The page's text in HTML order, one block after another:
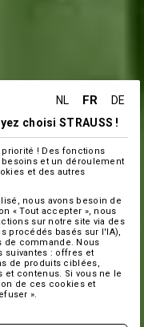
NL FR
DE
choisi STRAUSS !
! Des fonctions
et un déroulement
et des autres
nous avons besoin de
« Tout accepter », nous
sur notre site via des
procédés basés sur l'IA),
de commande. Nous
suivantes : offres et
de produits ciblées,
contenus. Si vous ne le
de ces cookies et
».